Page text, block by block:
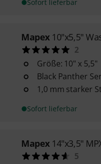
Sofort lieferbar
Mapex 10"x5,5"
2
Größe: 10" x 5,5"
Black Panther
1,0 mm starker
Sofort lieferbar
Mapex 14"x3,5"
5